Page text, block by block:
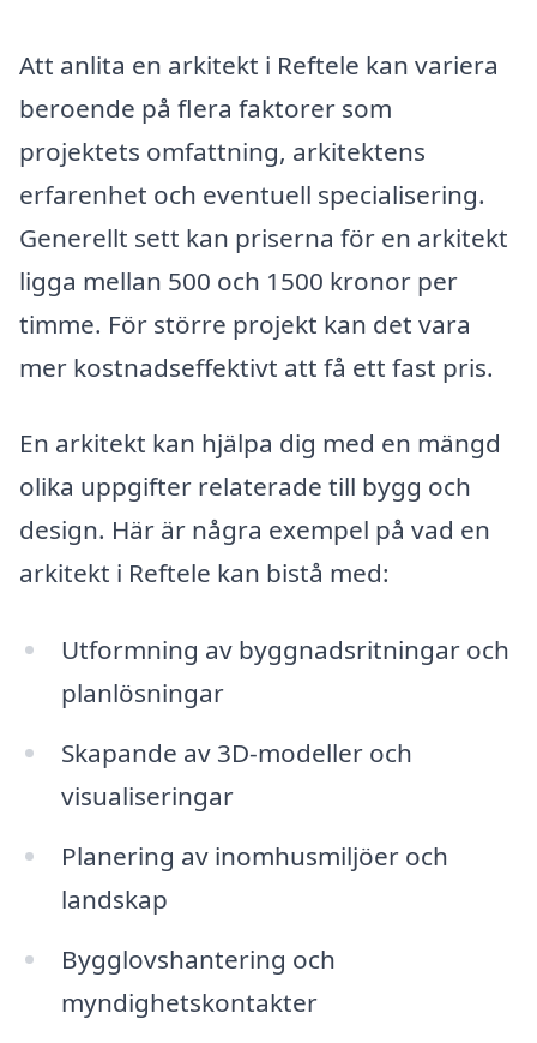
Att anlita en arkitekt i Reftele kan variera
beroende på flera faktorer som
projektets omfattning, arkitektens
erfarenhet och eventuell specialisering.
Generellt sett kan priserna för en arkitekt
ligga mellan 500 och 1500 kronor per
timme. För större projekt kan det vara
mer kostnadseffektivt att få ett fast pris.
En arkitekt kan hjälpa dig med en mängd
olika uppgifter relaterade till bygg och
design. Här är några exempel på vad en
arkitekt i Reftele kan bistå med:
Utformning av byggnadsritningar och
planlösningar
Skapande av 3D-modeller och
visualiseringar
Planering av inomhusmiljöer och
landskap
Bygglovshantering och
myndighetskontakter